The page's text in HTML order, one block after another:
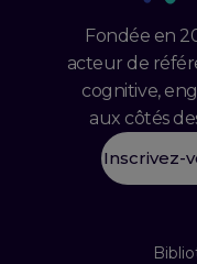
Fondée en
acteur de
cognitive,
aux côtés
Inscrivez-